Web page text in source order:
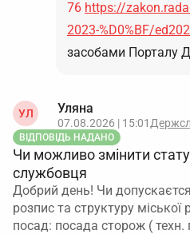
76 https://
2023-%D0%BF/
засобами Порталу
УЛ Уляна
07.08.2026 | 15:01
ВІДПОВІДЬ НАДАНО
Чи можливо змінити
службовця
Добрий день! Чи
розпис та структуру
посад: посада сторож ( техн.